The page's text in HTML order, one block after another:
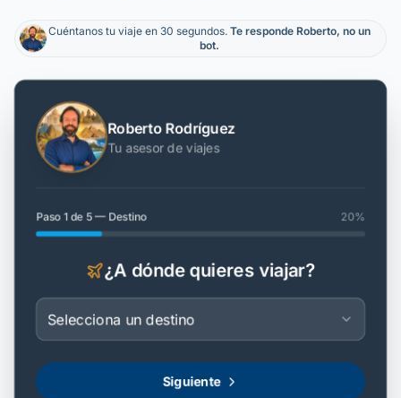
Cuéntanos tu viaje en 30 segundos. Te responde Roberto, no un
bot.
Roberto Rodríguez
Tu asesor de viajes
Paso 1 de 5 — Destino 20%
¿A dónde quieres viajar?
Selecciona un destino
Siguiente